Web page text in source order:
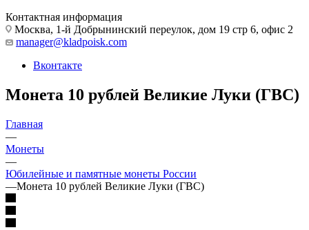
Контактная информация
Москва, 1-й Добрынинский переулок, дом 19 стр 6, офис 2
manager@kladpoisk.com
Вконтакте
Монета 10 рублей Великие Луки (ГВС)
Главная
—
Монеты
—
Юбилейные и памятные монеты России
—Монета 10 рублей Великие Луки (ГВС)